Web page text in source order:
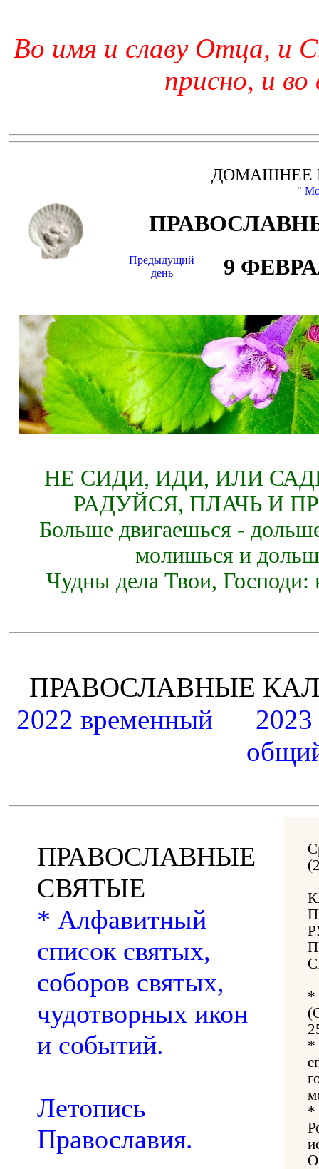
Во имя и славу Отца, и
присно, и во
ДОМАШНЕЕ
"
Предыдущий
день
9
НЕ СИДИ, ИДИ, ИЛИ
РАДУЙСЯ, ПЛАЧЬ И
Больше двигаешься -
молишься и
Чудны дела Твои, Господи:
ПРАВОСЛАВНЫЕ
2022 временный
ПРАВОСЛАВНЫЕ
СВЯТЫЕ
* Алфавитный
список святых,
соборов святых,
чудотворных икон
и событий.
Летопись
Православия.
*
*
*